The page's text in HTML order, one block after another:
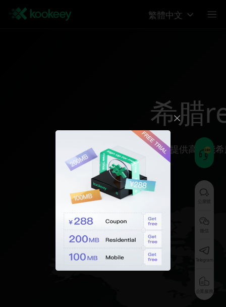
繁體中文
希腊
为您提供高性能
公衆號
微信
Telegram
企業服務